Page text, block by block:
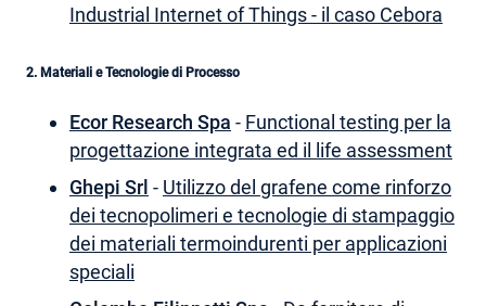
Industrial Internet of Things - il caso Cebora
2. Materiali e Tecnologie di Processo
Ecor Research Spa - Functional testing per la
progettazione integrata ed il life assessment
Ghepi Srl - Utilizzo del grafene come rinforzo
dei tecnopolimeri e tecnologie di stampaggio
dei materiali termoindurenti per applicazioni
speciali